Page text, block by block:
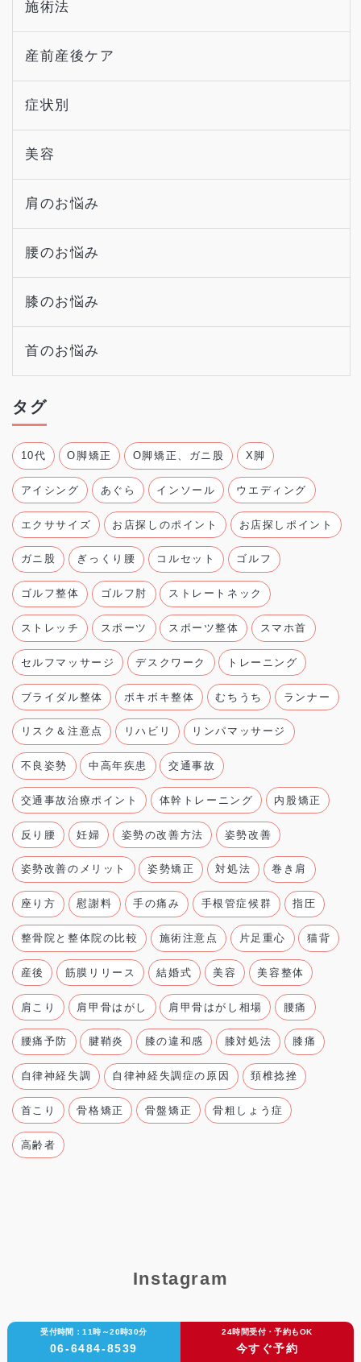
施術法
産前産後ケア
症状別
美容
肩のお悩み
腰のお悩み
膝のお悩み
首のお悩み
タグ
10代 O脚矯正 O脚矯正、ガニ股 X脚
アイシング あぐら インソール ウエディング
エクササイズ お店探しのポイント お店探しポイント
ガニ股 ぎっくり腰 コルセット ゴルフ
ゴルフ整体 ゴルフ肘 ストレートネック
ストレッチ スポーツ スポーツ整体 スマホ首
セルフマッサージ デスクワーク トレーニング
ブライダル整体 ボキボキ整体 むちうち ランナー
リスク＆注意点 リハビリ リンパマッサージ
不良姿勢 中高年疾患 交通事故
交通事故治療ポイント 体幹トレーニング 内股矯正
反り腰 妊婦 姿勢の改善方法 姿勢改善
姿勢改善のメリット 姿勢矯正 対処法 巻き肩
座り方 慰謝料 手の痛み 手根管症候群 指圧
整骨院と整体院の比較 施術注意点 片足重心 猫背
産後 筋膜リリース 結婚式 美容 美容整体
肩こり 肩甲骨はがし 肩甲骨はがし相場 腰痛
腰痛予防 腱鞘炎 膝の違和感 膝対処法 膝痛
自律神経失調 自律神経失調症の原因 頚椎捻挫
首こり 骨格矯正 骨盤矯正 骨粗しょう症
高齢者
Instagram
受付時間：11時～20時30分
06-6484-8539
24時間受付・予約もOK
今すぐ予約